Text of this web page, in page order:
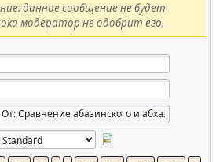
данное сообщение не будет
модератор не одобрит его.